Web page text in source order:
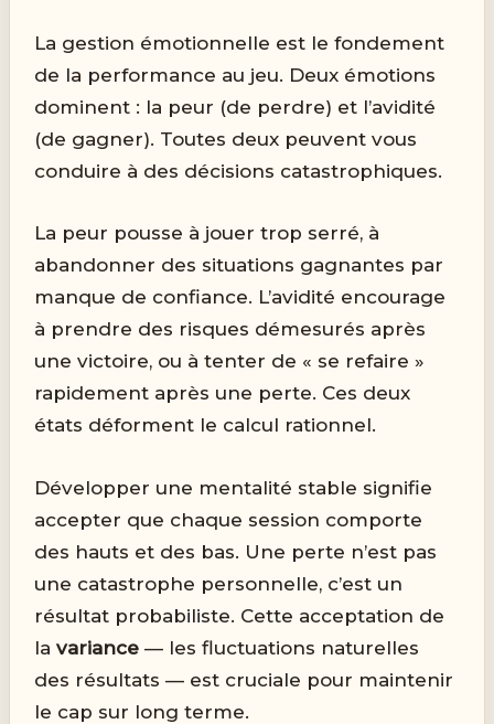
La gestion émotionnelle est le fondement
de la performance au jeu. Deux émotions
dominent : la peur (de perdre) et l’avidité
(de gagner). Toutes deux peuvent vous
conduire à des décisions catastrophiques.
La peur pousse à jouer trop serré, à
abandonner des situations gagnantes par
manque de confiance. L’avidité encourage
à prendre des risques démesurés après
une victoire, ou à tenter de « se refaire »
rapidement après une perte. Ces deux
états déforment le calcul rationnel.
Développer une mentalité stable signifie
accepter que chaque session comporte
des hauts et des bas. Une perte n’est pas
une catastrophe personnelle, c’est un
résultat probabiliste. Cette acceptation de
lavariance — les fluctuations naturelles
des résultats — est cruciale pour maintenir
le cap sur long terme.